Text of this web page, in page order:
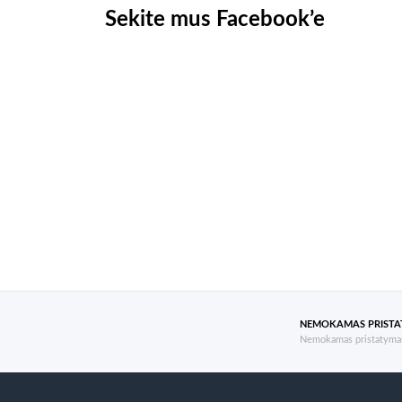
Sekite mus Facebook’e
NEMOKAMAS
Nemokamas